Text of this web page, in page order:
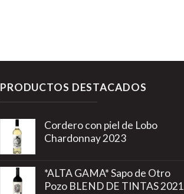
PRODUCTOS DESTACADOS
Cordero con piel de Lobo
Chardonnay 2023
*ALTA GAMA* Sapo de Otro
Pozo BLEND DE TINTAS 2021